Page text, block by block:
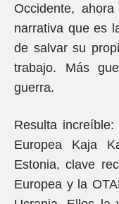
Occidente,
narrativa que es
de salvar su
trabajo. Más
guerra.
Resulta
Europea Kaja
Estonia, clave
Europea y la